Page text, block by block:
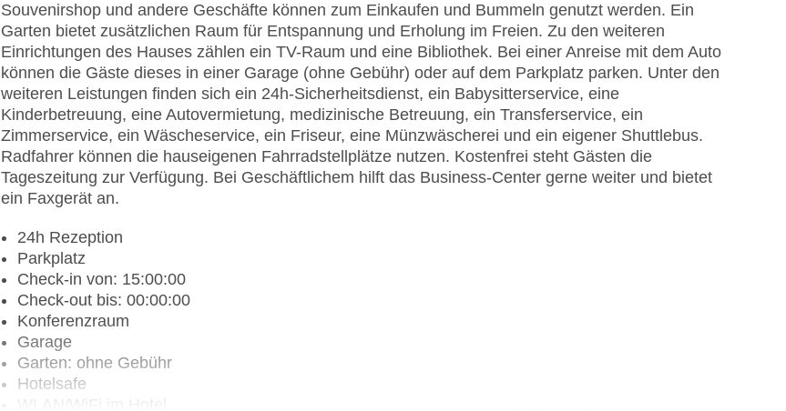
Souvenirshop und andere Geschäfte können zum Einkaufen und Bummeln genutzt werden. Ein
Garten bietet zusätzlichen Raum für Entspannung und Erholung im Freien. Zu den weiteren
Einrichtungen des Hauses zählen ein TV-Raum und eine Bibliothek. Bei einer Anreise mit dem Auto
können die Gäste dieses in einer Garage (ohne Gebühr) oder auf dem Parkplatz parken. Unter den
weiteren Leistungen finden sich ein 24h-Sicherheitsdienst, ein Babysitterservice, eine
Kinderbetreuung, eine Autovermietung, medizinische Betreuung, ein Transferservice, ein
Zimmerservice, ein Wäscheservice, ein Friseur, eine Münzwäscherei und ein eigener Shuttlebus.
Radfahrer können die hauseigenen Fahrradstellplätze nutzen. Kostenfrei steht Gästen die
Tageszeitung zur Verfügung. Bei Geschäftlichem hilft das Business-Center gerne weiter und bietet
ein Faxgerät an.
24h Rezeption
Parkplatz
Check-in von: 15:00:00
Check-out bis: 00:00:00
Konferenzraum
Garage
Garten: ohne Gebühr
Hotelsafe